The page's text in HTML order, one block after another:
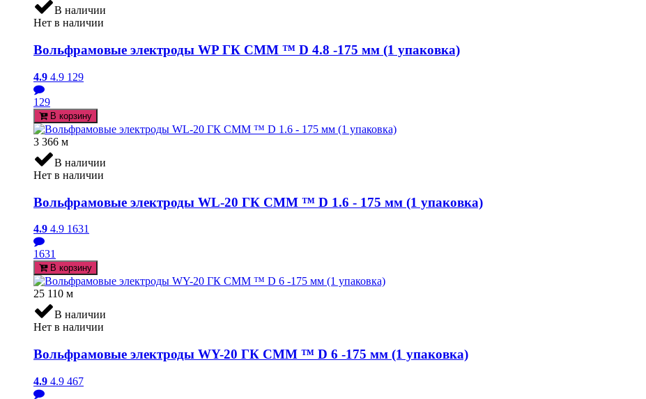
В наличии
Нет в наличии
Вольфрамовые электроды WP ГК СММ ™ D 4.8 -175 мм (1 упаковка)
4.9 4.9 129
129
В корзину
3 366 м
В наличии
Нет в наличии
Вольфрамовые электроды WL-20 ГК СММ ™ D 1.6 - 175 мм (1 упаковка)
4.9 4.9 1631
1631
В корзину
25 110 м
В наличии
Нет в наличии
Вольфрамовые электроды WY-20 ГК СММ ™ D 6 -175 мм (1 упаковка)
4.9 4.9 467